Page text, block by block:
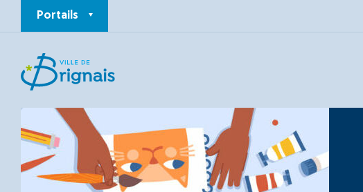
Portails